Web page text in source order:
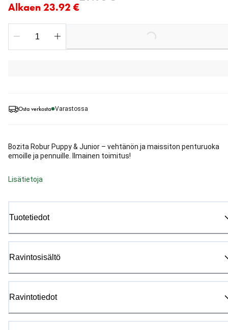
Osta verkosta Varastossa
Bozita Robur Puppy & Junior – vehtänön ja maissiton penturuoka
emoille ja pennuille. Ilmainen toimitus!
Lisätietoja
Tuotetiedot
Ravintosisältö
Ravintotiedot
Alkaen 23.92 €